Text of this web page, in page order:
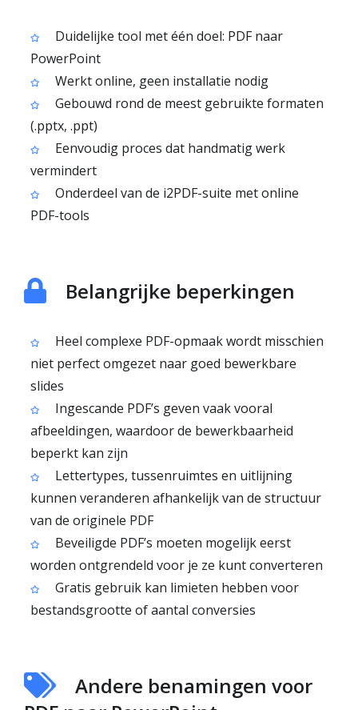
Duidelijke tool met één doel: PDF naar
PowerPoint
Werkt online, geen installatie nodig
Gebouwd rond de meest gebruikte formaten
(.pptx, .ppt)
Eenvoudig proces dat handmatig werk
vermindert
Onderdeel van de i2PDF-suite met online
PDF-tools
Belangrijke beperkingen
Heel complexe PDF-opmaak wordt misschien
niet perfect omgezet naar goed bewerkbare
slides
Ingescande PDF’s geven vaak vooral
afbeeldingen, waardoor de bewerkbaarheid
beperkt kan zijn
Lettertypes, tussenruimtes en uitlijning
kunnen veranderen afhankelijk van de structuur
van de originele PDF
Beveiligde PDF’s moeten mogelijk eerst
worden ontgrendeld voor je ze kunt converteren
Gratis gebruik kan limieten hebben voor
bestandsgrootte of aantal conversies
Andere benamingen voor